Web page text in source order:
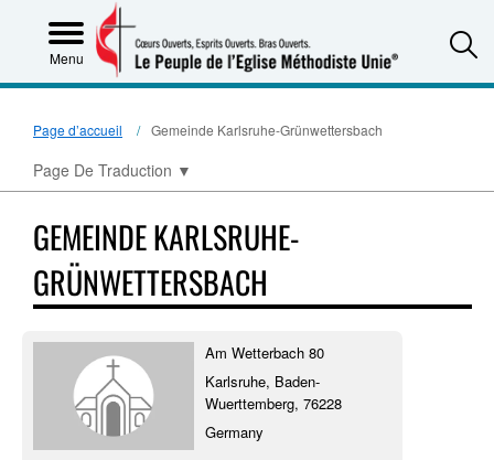
Menu
Page d’accueil Gemeinde Karlsruhe-Grünwettersbach
Page De Traduction ▼
GEMEINDE KARLSRUHE-
GRÜNWETTERSBACH
Am Wetterbach 80
Karlsruhe, Baden-
Wuerttemberg, 76228
Germany